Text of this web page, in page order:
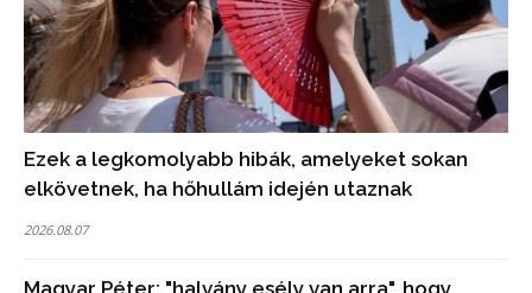
Ezek a legkomolyabb hibák, amelyeket sokan
elkövetnek, ha hőhullám idején utaznak
2026.08.07